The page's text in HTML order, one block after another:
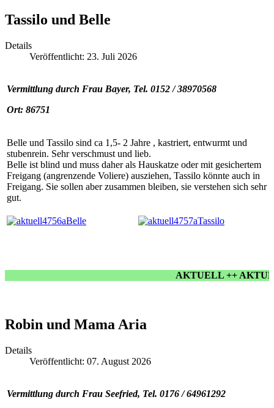
Tassilo und Belle
Details
Veröffentlicht: 23. Juli 2026
Vermittlung durch Frau Bayer, Tel. 0152 / 38970568
Ort: 86751
Belle und Tassilo sind ca 1,5- 2 Jahre , kastriert, entwurmt und
stubenrein. Sehr verschmust und lieb.
Belle ist blind und muss daher als Hauskatze oder mit gesichertem
Freigang (angrenzende Voliere) ausziehen, Tassilo könnte auch in
Freigang. Sie sollen aber zusammen bleiben, sie verstehen sich sehr
gut.
AKTUELL ++
Robin und Mama Aria
Details
Veröffentlicht: 07. August 2026
Vermittlung durch Frau Seefried, Tel. 0176 / 64961292